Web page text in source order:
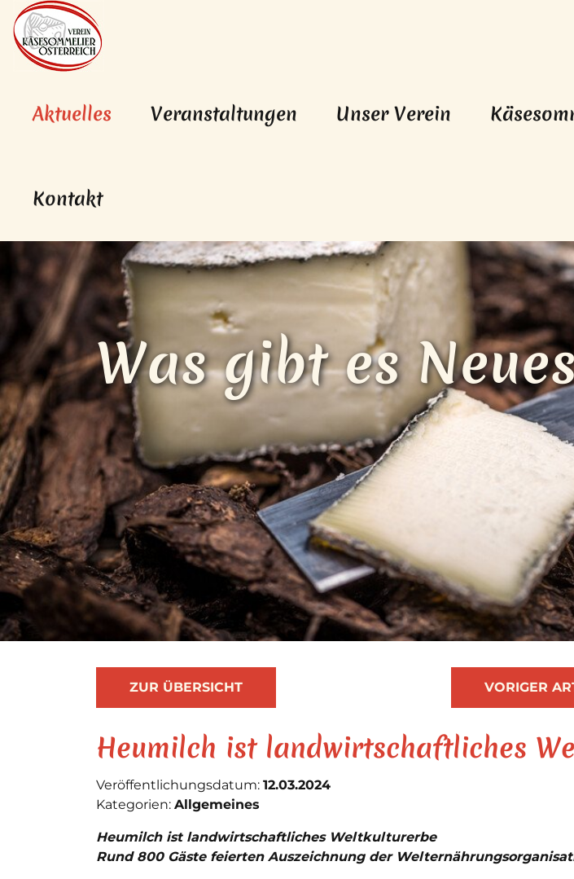
Hauptnavigation
Zum Inhalt
Aktuelles (aktiv)Veranstaltungen Unser Verein
Kontakt
Was gibt es Loading...
ZUR ÜBERSICHT VORIGER
Heumilch ist landwirtschaftliches
Veröffentlichungsdatum: 12.03.2024
Kategorien: Allgemeines
Heumilch ist landwirtschaftliches Weltkulturerbe
Rund 800 Gäste feierten Auszeichnung der